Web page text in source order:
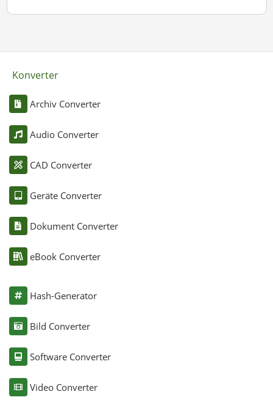
Konverter
Archiv Converter
Audio Converter
CAD Converter
Geräte Converter
Dokument Converter
eBook Converter
Hash-Generator
Bild Converter
Software Converter
Video Converter